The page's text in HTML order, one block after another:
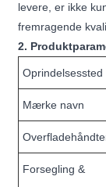
levere, er ikke
fremragende
2.
Oprindelsessted
Mærke navn
Forsegling &